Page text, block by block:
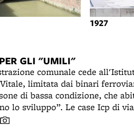
1927
GLI "UMILI"
comunale cede
limitata dai binari
di bassa condizione, che
lo sviluppo”. Le case Icp di
il problema dei senza